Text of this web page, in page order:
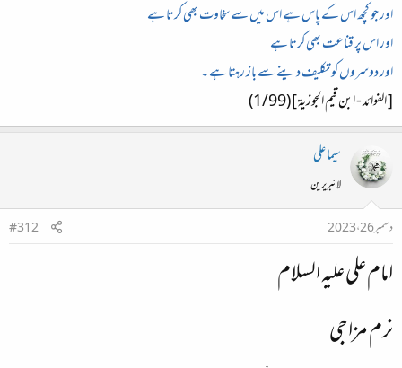
اور جو کچھ اس کے پاس ہے اس میں سے سخاوت بھی کرتا ہے
اور اس پر قناعت بھی کرتا ہے
اور دوسروں کو تکلیف دینے سے باز رہتا ہے ۔
[ الفوائد - ابن قيم الجوزية ] (1/99)
سیما علی
لائبریرین
دسمبر 26، 2023
#312
امام علی علیہ السلام​
نرم مزاجی​